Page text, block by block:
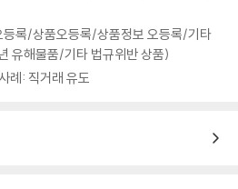
록/상품오등록/상품정보 오등록/기타
유해물품/기타 법규위반 상품)
례: 직거래 유도